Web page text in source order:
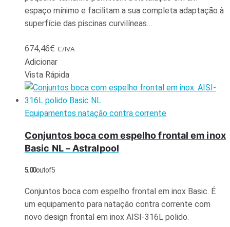
espaço mínimo e facilitam a sua completa adaptação à
superfície das piscinas curvilíneas…
674,46€ C/IVA
Adicionar
Vista Rápida
Equipamentos natação contra corrente
Conjuntos boca com espelho frontal em inox
Basic NL – Astralpool
5.00out of 5
Conjuntos boca com espelho frontal em inox Basic. É
um equipamento para natação contra corrente com
novo design frontal em inox AISI-316L polido.